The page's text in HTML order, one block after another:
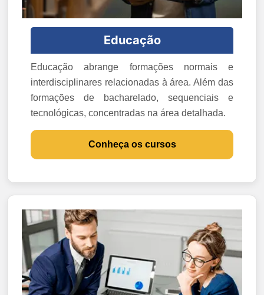
Educação
Educação abrange formações normais e
interdisciplinares relacionadas à área. Além das
formações de bacharelado, sequenciais e
tecnológicas, concentradas na área detalhada.
Conheça os cursos